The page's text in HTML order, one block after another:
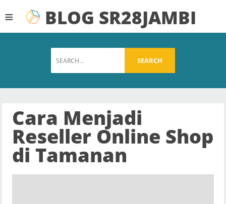
BLOG SR28JAMBI
≡
SEARCH
Cara Menjadi
Reseller Online Shop
di Tamanan